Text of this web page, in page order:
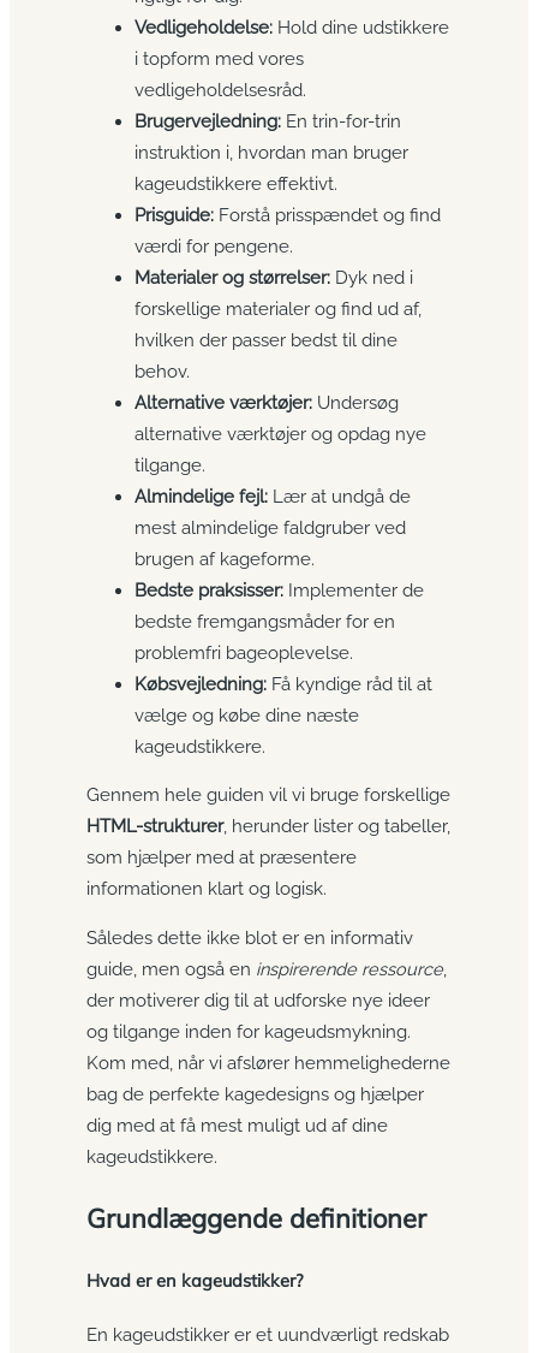
Vedligeholdelse: Hold dine udstikkere
i topform med vores
vedligeholdelsesråd.
Brugervejledning: En trin-for-trin
instruktion i, hvordan man bruger
kageudstikkere effektivt.
Prisguide: Forstå prisspændet og find
værdi for pengene.
Materialer og størrelser: Dyk ned i
forskellige materialer og find ud af,
hvilken der passer bedst til dine
behov.
Alternative værktøjer: Undersøg
alternative værktøjer og opdag nye
tilgange.
Almindelige fejl: Lær at undgå de
mest almindelige faldgruber ved
brugen af kageforme.
Bedste praksisser: Implementer de
bedste fremgangsmåder for en
problemfri bageoplevelse.
Købsvejledning: Få kyndige råd til at
vælge og købe dine næste
kageudstikkere.
Gennem hele guiden vil vi bruge forskellige
HTML-strukturer, herunder lister og tabeller,
som hjælper med at præsentere
informationen klart og logisk.
Således dette ikke blot er en informativ
guide, men også en inspirerende ressource,
der motiverer dig til at udforske nye ideer
og tilgange inden for kageudsmykning.
Kom med, når vi afslører hemmelighederne
bag de perfekte kagedesigns og hjælper
dig med at få mest muligt ud af dine
kageudstikkere.
Grundlæggende definitioner
Hvad er en kageudstikker?
En kageudstikker er et uundværligt redskab